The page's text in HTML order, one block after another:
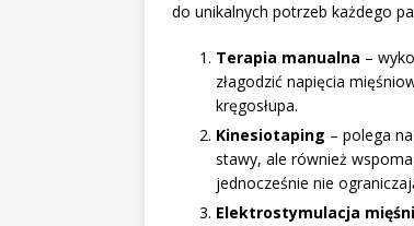
do unikalnych potrzeb każdego
Terapia manualna –
złagodzić napięcia
kręgosłupa.
Kinesiotaping – polega
stawy, ale również
jednocześnie nie
Elektrostymulacja mięśni